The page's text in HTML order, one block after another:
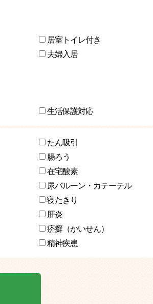
居室トイレ付き
夫婦入居
生活保護対応
たん吸引
腸ろう
在宅酸素
尿バルーン・カテーテル
寝たきり
肝炎
疥癬（かいせん）
精神疾患